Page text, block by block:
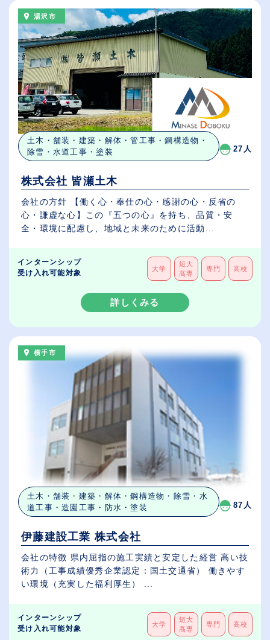
湯沢市
土木・舗装・建築・解体・管工事・鋼構造物・
除雪・水道工事・塗装
27人
株式会社 皆瀬土木
会社の方針 【働く心・奉仕の心・感謝の心・反省の
心・謙虚な心】この『五つの心』を持ち、品質・安
全・環境に配慮し、地域と未来のために活動...
インターンシップ
受け入れ可能対象
大学
短大
高専
専門 高校
詳しくみる
横手市
土木・舗装・建築・解体・鋼構造物・除雪・水
道工事・造園工事・防水・塗装
87人
伊藤建設工業 株式会社
会社の特徴 県内屈指の施工実績と安定した経営 高い技
術力（工事成績優秀企業認定：国土交通省） 働きやす
い環境（充実した福利厚生） ...
インターンシップ
受け入れ可能対象
大学
短大
高専
専門 高校